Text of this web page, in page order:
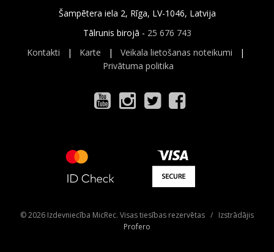
Šampētera iela 2, Rīga, LV-1046, Latvija
Tālrunis birojā - 25 676 743
Kontakti | Karte | Veikala lietošanas noteikumi |
Privātuma politika
© 2026 Izdevniecība MicRec. Visas tiesības rezervētas / Izstrādājis
Profero